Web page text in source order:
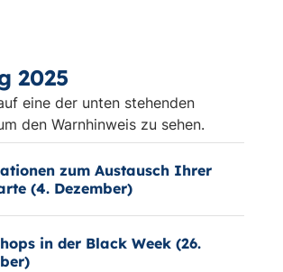
2025
eine der unten stehenden
den Warnhinweis zu sehen.
zum Austausch Ihrer
(4. Dezember)
in der Black Week (26.